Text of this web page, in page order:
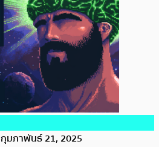
กุมภาพันธ์ 21, 2025